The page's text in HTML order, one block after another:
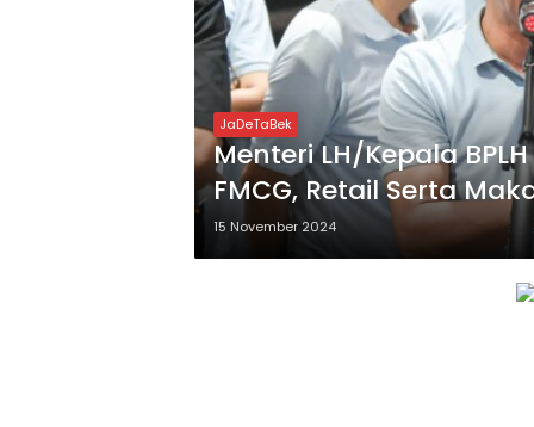
JaDeTaBek
Menteri LH/Kepala
FMCG, Retail Serta
Pengurangan Sampah
15 November 2024